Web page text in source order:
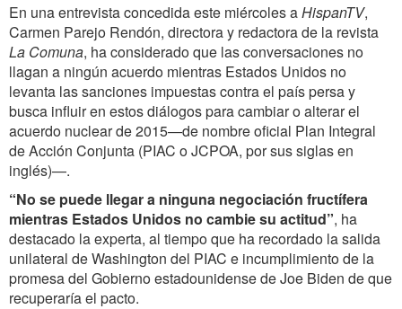
En una entrevista concedida este miércoles aHispanTV,
Carmen Parejo Rendón, directora y redactora de la revista
La Comuna, ha considerado que las conversaciones no
llagan a ningún acuerdo mientras Estados Unidos no
levanta las sanciones impuestas contra el país persa y
busca influir en estos diálogos para cambiar o alterar el
acuerdo nuclear de 2015—de nombre oficial Plan Integral
de Acción Conjunta (PIAC o JCPOA, por sus siglas en
inglés)—.
“No se puede llegar a ninguna negociación fructífera
mientras Estados Unidos no cambie su actitud”, ha
destacado la experta, al tiempo que ha recordado la salida
unilateral de Washington del PIAC e incumplimiento de la
promesa del Gobierno estadounidense de Joe Biden de que
recuperaría el pacto.